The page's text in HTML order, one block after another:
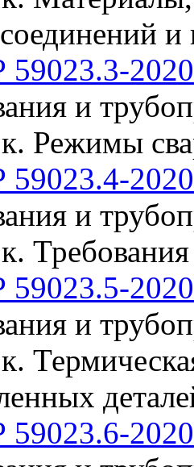
и
2020
и
Режимы
2020
и
2020
и
2020